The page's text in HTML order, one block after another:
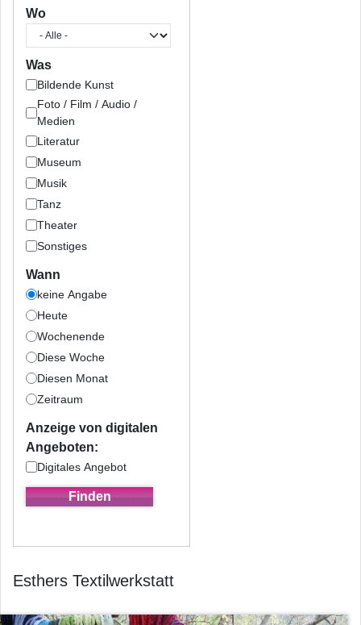
Wo
Was
Bildende Kunst
Foto / Film / Audio /
Medien
Literatur
Museum
Musik
Tanz
Theater
Sonstiges
Wann
keine Angabe
Heute
Wochenende
Diese Woche
Diesen Monat
Zeitraum
Anzeige von digitalen
Angeboten:
Digitales Angebot
Esthers Textilwerkstatt